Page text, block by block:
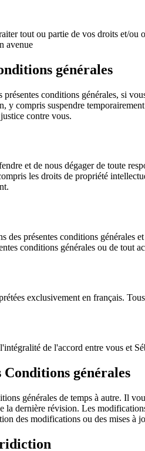
tout ou partie de vos droits et/
avenue
générales
conditions générales, si
y compris suspendre
contre vous.
et de nous dégager de toute
les droits de propriété
des présentes conditions générales
conditions générales ou de
exclusivement en français.
de l'accord entre vous
Conditions générales
générales de temps à autre. Il
la dernière révision. Les
des modifications ou des mises à